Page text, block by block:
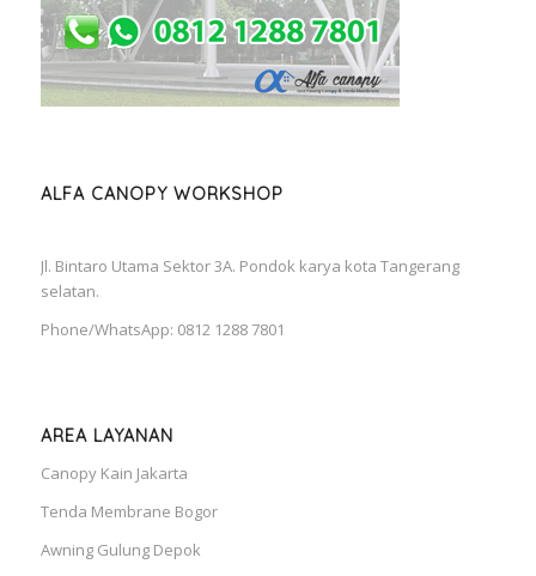
ALFA CANOPY WORKSHOP
Jl. Bintaro Utama Sektor 3A. Pondok karya kota Tangerang
selatan.
Phone/WhatsApp: 0812 1288 7801
AREA LAYANAN
Canopy Kain Jakarta
Tenda Membrane Bogor
Awning Gulung Depok